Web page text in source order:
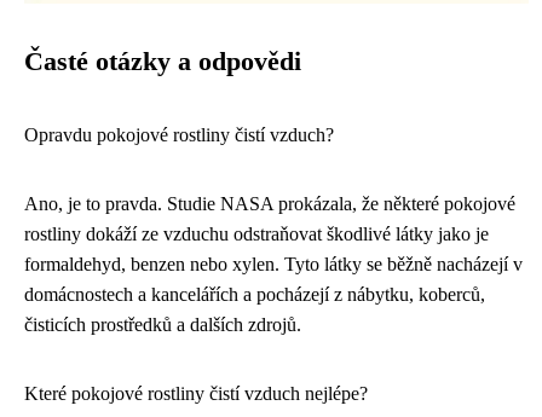
Časté otázky a odpovědi
Opravdu pokojové rostliny čistí vzduch?
Ano, je to pravda. Studie NASA prokázala, že některé pokojové
rostliny dokáží ze vzduchu odstraňovat škodlivé látky jako je
formaldehyd, benzen nebo xylen. Tyto látky se běžně nacházejí v
domácnostech a kancelářích a pocházejí z nábytku, koberců,
čisticích prostředků a dalších zdrojů.
Které pokojové rostliny čistí vzduch nejlépe?